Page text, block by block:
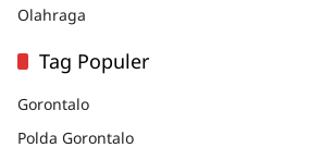
Olahraga
Tag Populer
Gorontalo
Polda Gorontalo